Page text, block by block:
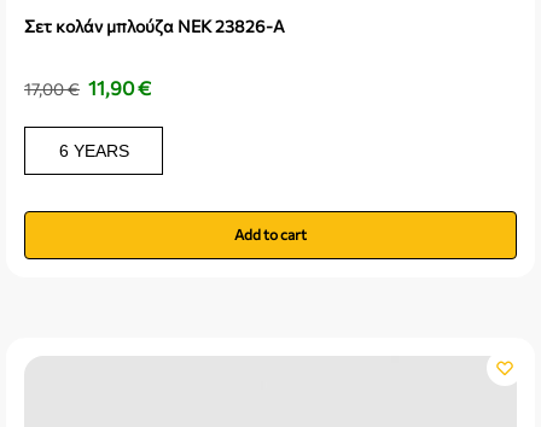
Σετ κολάν μπλούζα NEK 23826-A
17,00€ 11,90€
6 YEARS
Add to cart